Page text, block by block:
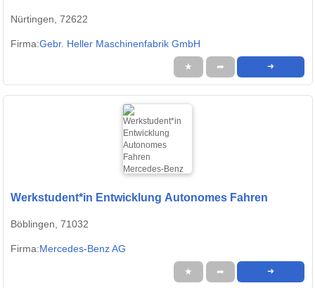
Nürtingen, 72622
Firma:Gebr. Heller Maschinenfabrik GmbH
★ ➦ ➜
Werkstudent*in Entwicklung Autonomes Fahren
Böblingen, 71032
Firma:Mercedes-Benz AG
★ ➦ ➜